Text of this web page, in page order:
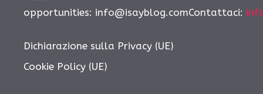
opportunities: info@isayblog.comContattaci:
Dichiarazione sulla Privacy (UE)
Cookie Policy (UE)